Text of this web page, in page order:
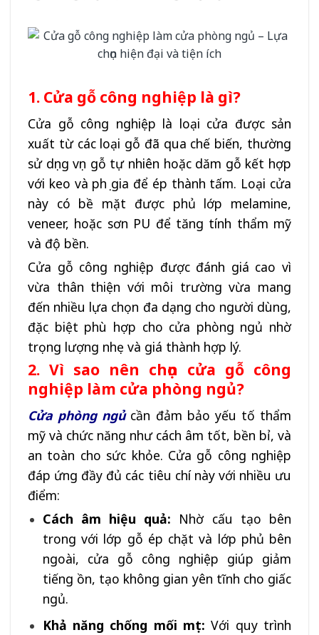
1. Cửa gỗ công nghiệp là gì?
Cửa gỗ công nghiệp là loại cửa được sản
xuất từ các loại gỗ đã qua chế biến, thường
sử dụng vụn gỗ tự nhiên hoặc dăm gỗ kết hợp
với keo và phụ gia để ép thành tấm. Loại cửa
này có bề mặt được phủ lớp melamine,
veneer, hoặc sơn PU để tăng tính thẩm mỹ
và độ bền.
Cửa gỗ công nghiệp được đánh giá cao vì
vừa thân thiện với môi trường vừa mang
đến nhiều lựa chọn đa dạng cho người dùng,
đặc biệt phù hợp cho cửa phòng ngủ nhờ
trọng lượng nhẹ và giá thành hợp lý.
2. Vì sao nên chọn cửa gỗ công
nghiệp làm cửa phòng ngủ?
Cửa phòng ngủcần đảm bảo yếu tố thẩm
mỹ và chức năng như cách âm tốt, bền bỉ, và
an toàn cho sức khỏe. Cửa gỗ công nghiệp
đáp ứng đầy đủ các tiêu chí này với nhiều ưu
điểm:
Cách âm hiệu quả: Nhờ cấu tạo bên
trong với lớp gỗ ép chặt và lớp phủ bên
ngoài, cửa gỗ công nghiệp giúp giảm
tiếng ồn, tạo không gian yên tĩnh cho giấc
ngủ.
Khả năng chống mối mọt: Với quy trình